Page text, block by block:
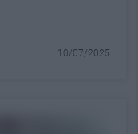
10/07/2025